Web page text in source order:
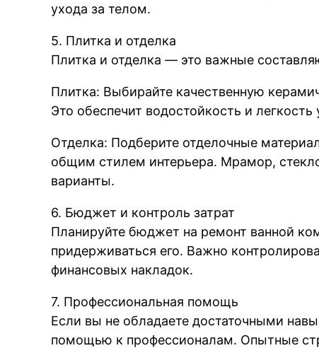
ухода за телом.
5. Плитка и отделка
Плитка и отделка — это важные
Плитка: Выбирайте качественную
Это обеспечит водостойкость и легкость
Отделка: Подберите отделочные
общим стилем интерьера. Мрамор,
варианты.
6. Бюджет и контроль затрат
Планируйте бюджет на ремонт ванной
придерживаться его. Важно
финансовых накладок.
7. Профессиональная помощь
Если вы не обладаете достаточными
помощью к профессионалам. Опытные